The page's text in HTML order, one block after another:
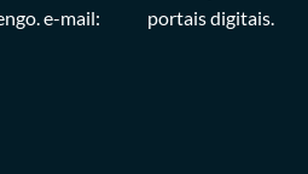
e-mail:
portais digitais.